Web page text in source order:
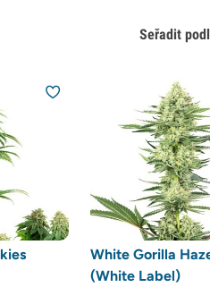
Seřadit
White Gorilla
(White Label)